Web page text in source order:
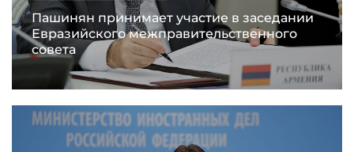
Пашинян принимает участие в заседании
Евразийского межправительственного
совета